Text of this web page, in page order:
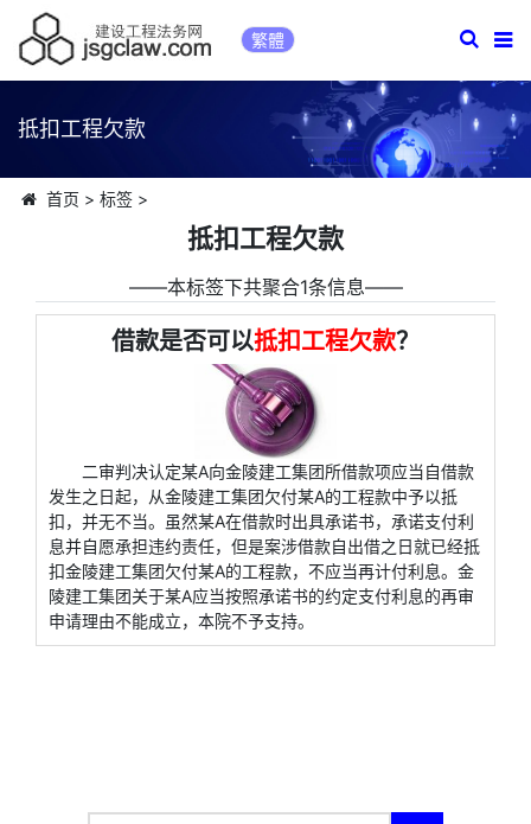
繁體
抵扣工程欠款
首页 > 标签>
抵扣工程欠款
――本标签下共聚合1条信息――
借款是否可以抵扣工程欠款？
二审判决认定某A向金陵建工集团所借款项应当自借款
发生之日起，从金陵建工集团欠付某A的工程款中予以抵
扣，并无不当。虽然某A在借款时出具承诺书，承诺支付利
息并自愿承担违约责任，但是案涉借款自出借之日就已经抵
扣金陵建工集团欠付某A的工程款，不应当再计付利息。金
陵建工集团关于某A应当按照承诺书的约定支付利息的再审
申请理由不能成立，本院不予支持。